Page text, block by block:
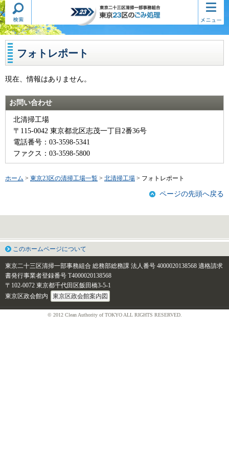
東京二十三区清掃一部事務組合
東京23区のごみ処理
検索・
共通メ
ニュー
コンテ
ンツメ
ニュー
フォトレポート
現在、情報はありません。
お問い合わせ
北清掃工場
〒115-0042 東京都北区志茂一丁目2番36号
電話番号：03-3598-5341
ファクス：03-3598-5800
ホーム > 東京23区の清掃工場一覧 > 北清掃工場 > フォトレポート
ページの先頭へ戻る
このホームページについて
東京二十三区清掃一部事務組合 総務部総務課 法人番号 4000020138568 適格請求
書発行事業者登録番号 T4000020138568
〒102-0072 東京都千代田区飯田橋3-5-1
東京区政会館内
東京区政会館案内図
© 2012 Clean Authority of TOKYO ALL RIGHTS RESERVED.